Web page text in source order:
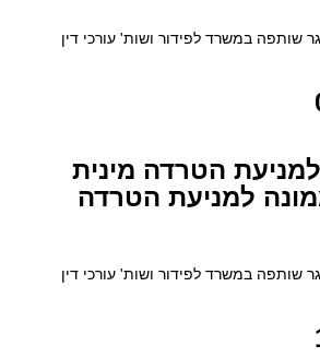
שותפה במשרד לפידור ושות' עורכי דין
הטרדה מינית
למניעת הטרדה
שותפה במשרד לפידור ושות' עורכי דין